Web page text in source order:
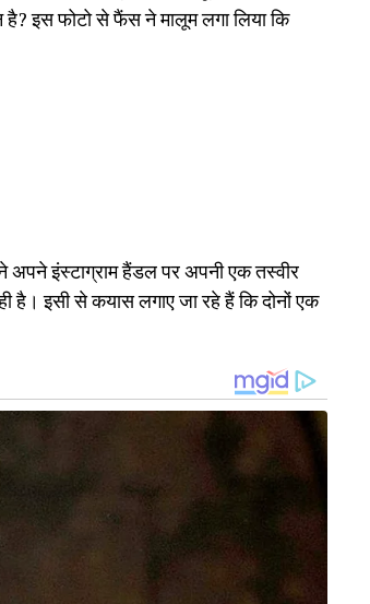
इस फोटो से फैंस ने मालूम लगा लिया कि
इंस्टाग्राम हैंडल पर अपनी एक तस्वीर
है। इसी से कयास लगाए जा रहे हैं कि दोनों एक